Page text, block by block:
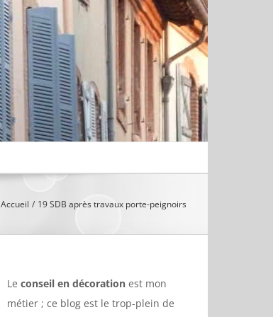
Accueil 19 SDB après travaux porte-peignoirs
Le conseil en décoration est mon
métier ; ce blog est le trop-plein de